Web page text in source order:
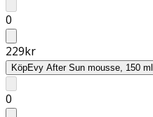
0
229kr
KöpEvy After Sun mousse, 150 ml
0